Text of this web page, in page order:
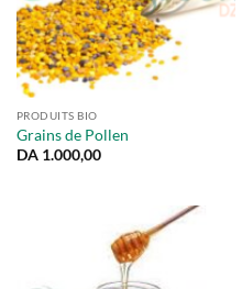
PRODUITS BIO
Grains de Pollen
DA1.000,00